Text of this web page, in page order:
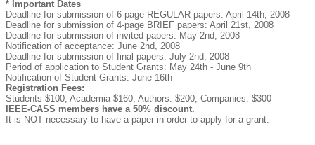
* Important Dates
Deadline for submission of 6-page REGULAR papers: April 14th, 2008
Deadline for submission of 4-page BRIEF papers: April 21st, 2008
Deadline for submission of invited papers: May 2nd, 2008
Notification of acceptance: June 2nd, 2008
Deadline for submission of final papers: July 2nd, 2008
Period of application to Student Grants: May 24th - June 9th
Notification of Student Grants: June 16th
Registration Fees:
Students $100; Academia $160; Authors: $200; Companies: $300
IEEE-CASS members have a 50% discount.
It is NOT necessary to have a paper in order to apply for a grant.